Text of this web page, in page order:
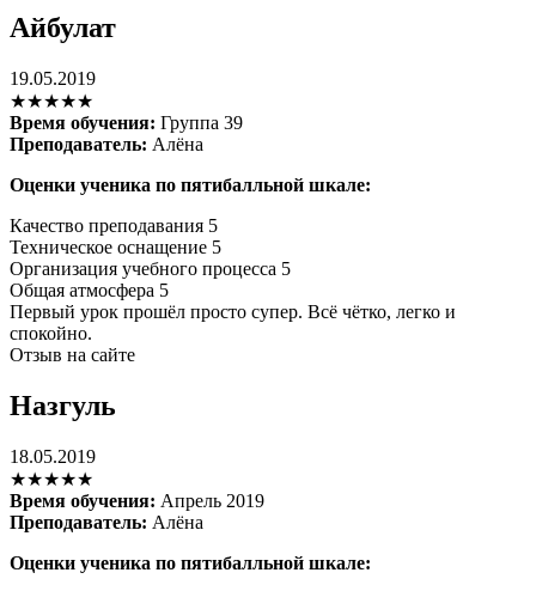
Айбулат
19.05.2019
★★★★★
Время обучения: Группа 39
Преподаватель: Алёна
Оценки ученика по пятибалльной шкале:
Качество преподавания 5
Техническое оснащение 5
Организация учебного процесса 5
Общая атмосфера 5
Первый урок прошёл просто супер. Всё чётко, легко и
спокойно.
Отзыв на сайте
Назгуль
18.05.2019
★★★★★
Время обучения: Апрель 2019
Преподаватель: Алёна
Оценки ученика по пятибалльной шкале: